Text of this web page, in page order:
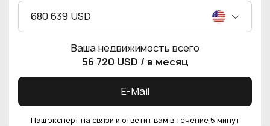
680 639 USD
Ваша недвижимость всего
56 720 USD / в месяц
E-Mail
Наш эксперт на связи и ответит вам в течение 5 минут